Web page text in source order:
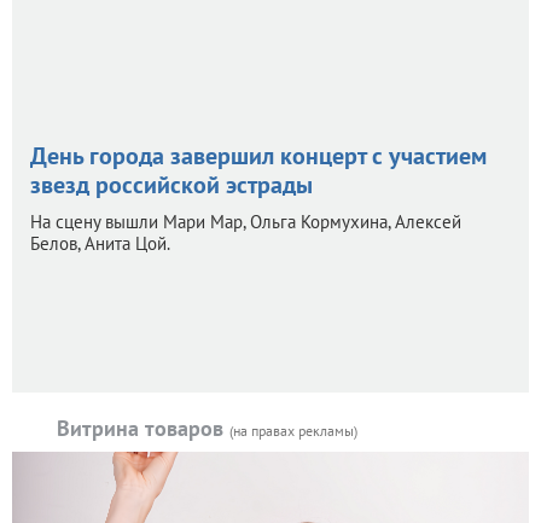
День города завершил концерт с участием
звезд российской эстрады
На сцену вышли Мари Мар, Ольга Кормухина, Алексей
Белов, Анита Цой.
Витрина товаров (на правах рекламы)